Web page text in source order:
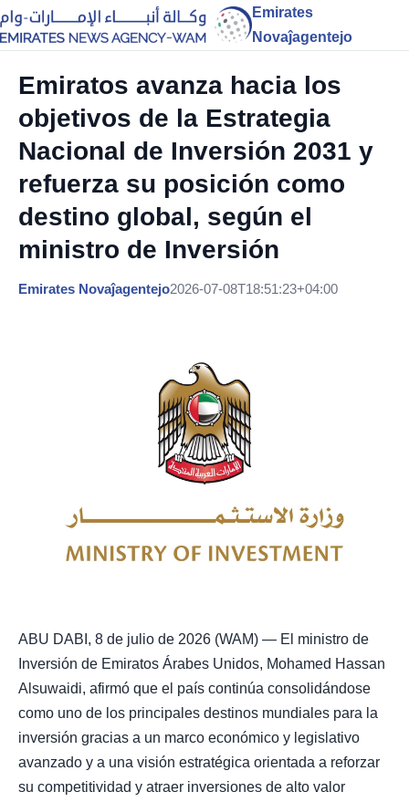
Emirates
Novaĵagentejo
Emiratos avanza hacia los
objetivos de la Estrategia
Nacional de Inversión 2031 y
refuerza su posición como
destino global, según el
ministro de Inversión
Emirates Novaĵagentejo2026-07-08T18:51:23+04:00
ABU DABI, 8 de julio de 2026 (WAM) — El ministro de
Inversión de Emiratos Árabes Unidos, Mohamed Hassan
Alsuwaidi, afirmó que el país continúa consolidándose
como uno de los principales destinos mundiales para la
inversión gracias a un marco económico y legislativo
avanzado y a una visión estratégica orientada a reforzar
su competitividad y atraer inversiones de alto valor